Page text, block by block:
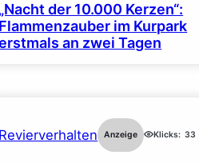
„Nacht der 10.000 Kerzen“:
Flammenzauber im Kurpark
an zwei Tagen
Revierverhalten Anzeige Klicks: 33